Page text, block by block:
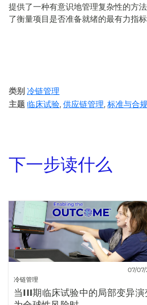
提供了一种有意识地管理复杂性的方
了衡量项目是否准备就绪的最有力指标
类别 冷链管理
主题 临床试验, 供应链管理, 标准与合
下一步读什么
冷链管理
07/
当III期临床试验中的局部变异演